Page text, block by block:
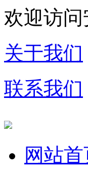
欢迎访
关于我们
联系我们
网站